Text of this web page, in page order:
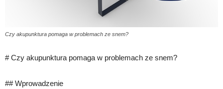
Czy akupunktura pomaga w problemach ze snem?
# Czy akupunktura pomaga w problemach ze snem?
## Wprowadzenie